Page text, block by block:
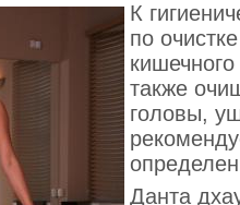
К
по
кишечного
также
головы,
Данта